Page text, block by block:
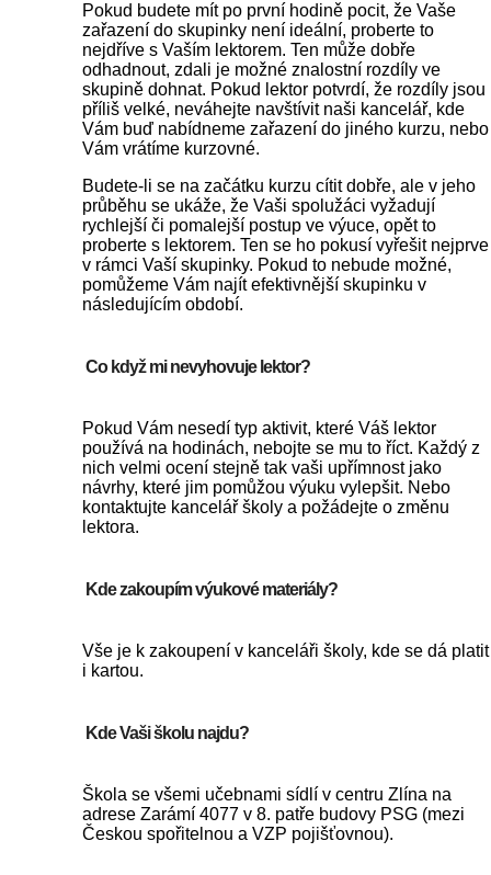
Pokud budete mít po první hodině pocit, že Vaše
zařazení do skupinky není ideální, proberte to
nejdříve s Vaším lektorem. Ten může dobře
odhadnout, zdali je možné znalostní rozdíly ve
skupině dohnat. Pokud lektor potvrdí, že rozdíly jsou
příliš velké, neváhejte navštívit naši kancelář, kde
Vám buď nabídneme zařazení do jiného kurzu, nebo
Vám vrátíme kurzovné.
Budete-li se na začátku kurzu cítit dobře, ale v jeho
průběhu se ukáže, že Vaši spolužáci vyžadují
rychlejší či pomalejší postup ve výuce, opět to
proberte s lektorem. Ten se ho pokusí vyřešit nejprve
v rámci Vaší skupinky. Pokud to nebude možné,
pomůžeme Vám najít efektivnější skupinku v
následujícím období.
Co když mi nevyhovuje lektor?
Pokud Vám nesedí typ aktivit, které Váš lektor
používá na hodinách, nebojte se mu to říct. Každý z
nich velmi ocení stejně tak vaši upřímnost jako
návrhy, které jim pomůžou výuku vylepšit. Nebo
kontaktujte kancelář školy a požádejte o změnu
lektora.
Kde zakoupím výukové materiály?
Vše je k zakoupení v kanceláři školy, kde se dá platit
i kartou.
Kde Vaši školu najdu?
Škola se všemi učebnami sídlí v centru Zlína na
adrese Zarámí 4077 v 8. patře budovy PSG (mezi
Českou spořitelnou a VZP pojišťovnou).